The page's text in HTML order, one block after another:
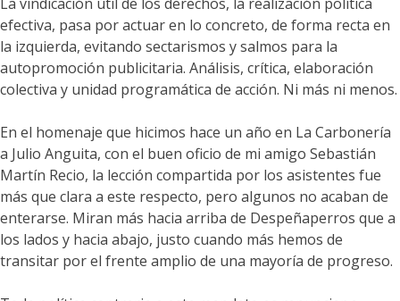
efectiva, pasa por actuar en lo concreto, de forma recta en
la izquierda, evitando sectarismos y salmos para la
autopromoción publicitaria. Análisis, crítica, elaboración
colectiva y unidad programática de acción. Ni más ni menos.
En el homenaje que hicimos hace un año en La Carbonería
a Julio Anguita, con el buen oficio de mi amigo Sebastián
Martín Recio, la lección compartida por los asistentes fue
más que clara a este respecto, pero algunos no acaban de
enterarse. Miran más hacia arriba de Despeñaperros que a
los lados y hacia abajo, justo cuando más hemos de
transitar por el frente amplio de una mayoría de progreso.